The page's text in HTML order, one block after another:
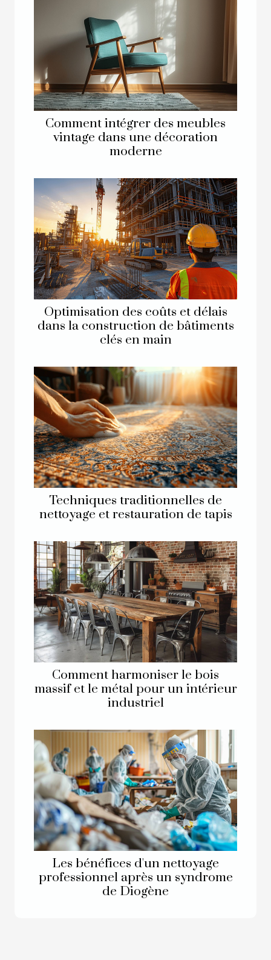
Comment intégrer des meubles
vintage dans une décoration
moderne
Optimisation des coûts et délais
dans la construction de bâtiments
clés en main
Techniques traditionnelles de
nettoyage et restauration de tapis
Comment harmoniser le bois
massif et le métal pour un intérieur
industriel
Les bénéfices d'un nettoyage
professionnel après un syndrome
de Diogène